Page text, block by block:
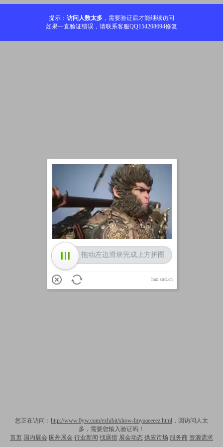
提示： 访问人数太多 ，需要验证后才能继续访问
如果一直验证错误，请联系客服QQ154208694修复
您正在访问： http://www.0yw.com/exhibit/show-lmyaaeeeez.html ，因访问人太
多，需要您输入验证码！
首页 国内展会 国外展会 行业新闻 找展馆 展会动态 供应市场 服务商 资源需求
加载中
拖动左边滑块完成上方拼图
hao.sud.cn